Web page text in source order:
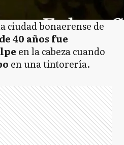
ciudad bonaerense de
40 años fue
en la cabeza cuando
en una tintorería.